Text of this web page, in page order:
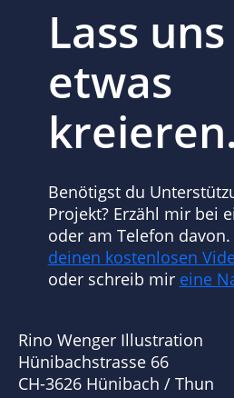
Lass uns
etwas
kreieren.
Benötigst du
Projekt? Erzähl mir bei
oder am Telefon
deinen kostenlosen
oder schreib mir eine
Rino Wenger Illustration
Hünibachstrasse 66
CH-3626 Hünibach / Thun